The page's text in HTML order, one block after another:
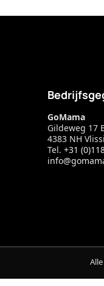
GoMama
Gildeweg 17
4383 NH
Tel. +31